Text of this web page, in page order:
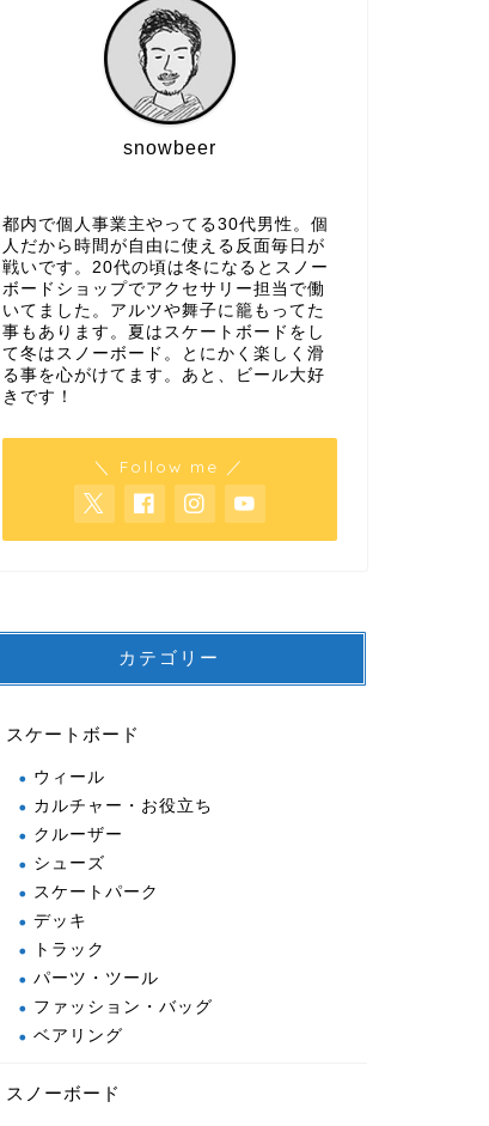
snowbeer
都内で個人事業主やってる30代男性。個
人だから時間が自由に使える反面毎日が
戦いです。20代の頃は冬になるとスノー
ボードショップでアクセサリー担当で働
いてました。アルツや舞子に籠もってた
事もあります。夏はスケートボードをし
て冬はスノーボード。とにかく楽しく滑
る事を心がけてます。あと、ビール大好
きです！
＼ Follow me ／
カテゴリー
スケートボード
ウィール
カルチャー・お役立ち
クルーザー
シューズ
スケートパーク
デッキ
トラック
パーツ・ツール
ファッション・バッグ
ベアリング
スノーボード